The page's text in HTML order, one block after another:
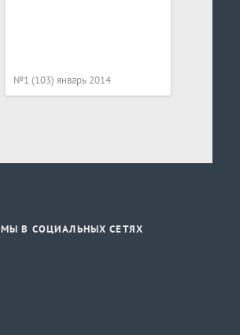
№1 (103) январь 2014
МЫ В СОЦИАЛЬНЫХ СЕТЯХ